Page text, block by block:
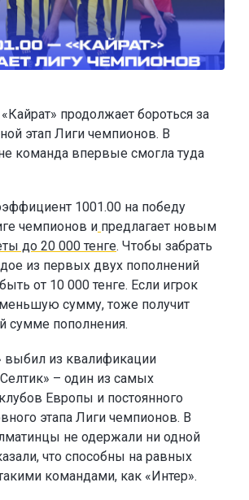
продолжает бороться за
этап Лиги чемпионов. В
команда впервые смогла туда
1001.00 на победу
чемпионов и предлагает новым
до 20 000 тенге. Чтобы забрать
из первых двух пополнений
от 10 000 тенге. Если игрок
меньшую сумму, тоже получит
сумме пополнения.
выбил из квалификации
– один из самых
Европы и постоянного
этапа Лиги чемпионов. В
не одержали ни одной
что способны на равных
командами, как «Интер».